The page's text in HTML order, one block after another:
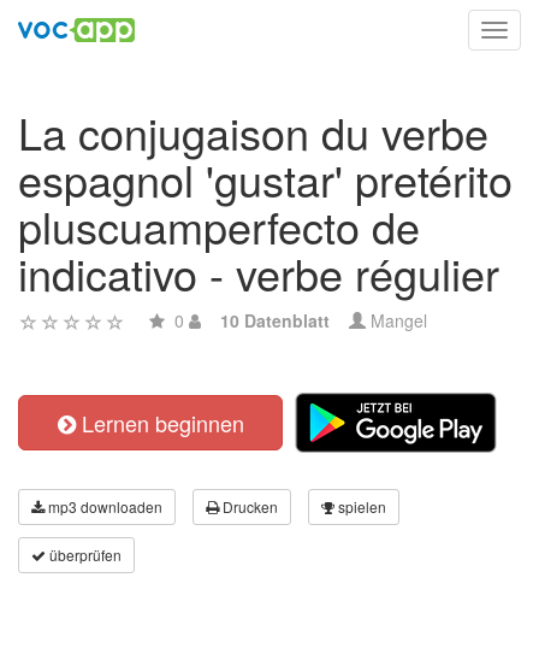
La conjugaison du verbe
espagnol 'gustar' pretérito
pluscuamperfecto de
indicativo - verbe régulier
0 10 Datenblatt Mangel
Lernen beginnen
mp3 downloaden Drucken spielen
überprüfen